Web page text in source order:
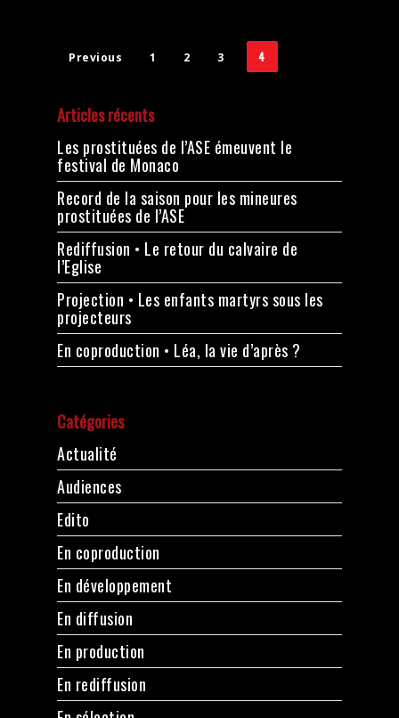
Previous 1 2 3 4
Articles récents
Les prostituées de l’ASE émeuvent le
festival de Monaco
Record de la saison pour les mineures
prostituées de l’ASE
Rediffusion • Le retour du calvaire de
l’Eglise
Projection • Les enfants martyrs sous les
projecteurs
En coproduction • Léa, la vie d’après ?
Catégories
Actualité
Audiences
Edito
En coproduction
En développement
En diffusion
En production
En rediffusion